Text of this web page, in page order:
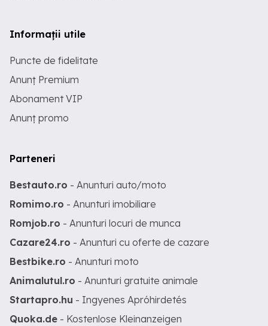
Informații utile
Puncte de fidelitate
Anunț Premium
Abonament VIP
Anunț promo
Parteneri
Bestauto.ro - Anunturi auto/moto
Romimo.ro - Anunturi imobiliare
Romjob.ro - Anunturi locuri de munca
Cazare24.ro - Anunturi cu oferte de cazare
Bestbike.ro - Anunturi moto
Animalutul.ro - Anunturi gratuite animale
Startapro.hu - Ingyenes Apróhirdetés
Quoka.de - Kostenlose Kleinanzeigen